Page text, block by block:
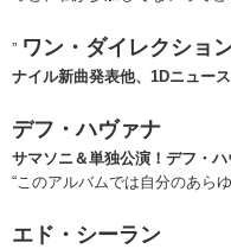
” ワン・ダイレクショ
ナイル新曲発表他、1Dニュース
デフ・ハヴァナ
サマソニ＆単独公演！デフ・
“このアルバムでは自分のあら
エド・シーラン